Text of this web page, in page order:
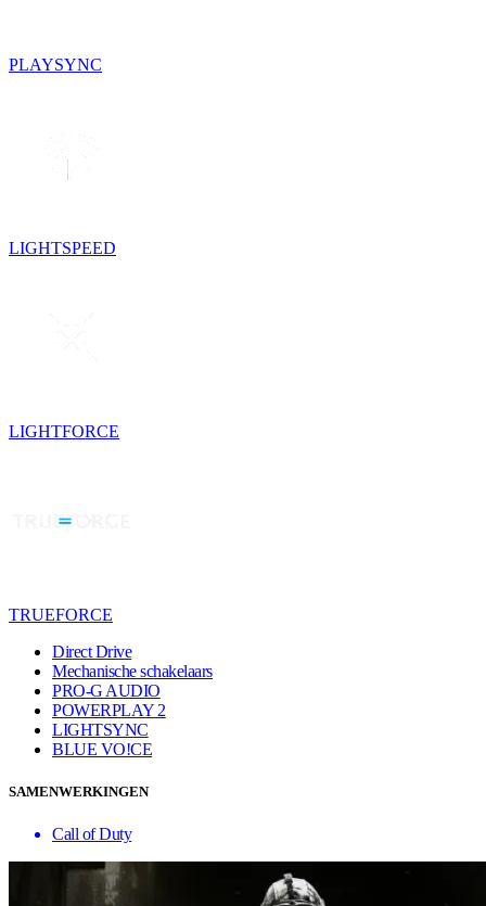
PLAYSYNC
LIGHTSPEED
LIGHTFORCE
TRUEFORCE
Direct Drive
Mechanische schakelaars
PRO-G AUDIO
POWERPLAY 2
LIGHTSYNC
BLUE VO!CE
SAMENWERKINGEN
Call of Duty